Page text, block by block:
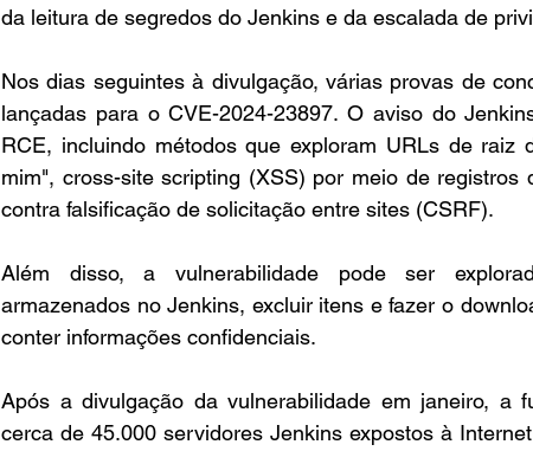
da leitura de segredos do Jenkins e da escalada de
Nos dias seguintes à divulgação, várias provas de
lançadas para o CVE-2024-23897. O aviso do
RCE, incluindo métodos que exploram URLs de raiz
mim", cross-site scripting (XSS) por meio de
contra falsificação de solicitação entre sites (CSRF).
Além disso, a vulnerabilidade pode ser
armazenados no Jenkins, excluir itens e fazer o
conter informações confidenciais.
Após a divulgação da vulnerabilidade em janeiro, a
cerca de 45.000 servidores Jenkins expostos à